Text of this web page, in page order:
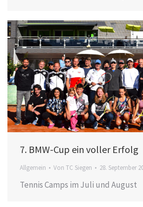
7. BMW-Cup ein voller Erfolg
Allgemein Von TC Siegen 28. September
Tennis Camps im Juli und August